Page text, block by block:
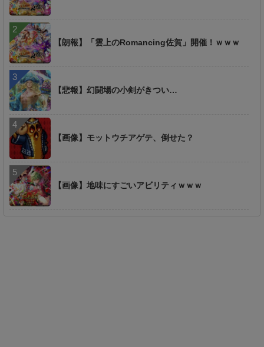
【朗報】「雲上のRomancing佐賀」開催！ｗｗｗ
【悲報】幻闘場の小剣がきつい…
【画像】モットウチアゲテ、倒せた？
【画像】地味にすごいアビリティｗｗｗ